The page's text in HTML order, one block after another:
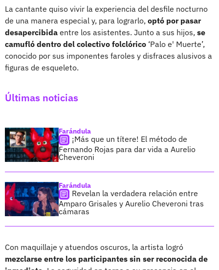
La cantante quiso vivir la experiencia del desfile nocturno
de una manera especial y, para lograrlo, optó por pasar
desapercibida entre los asistentes. Junto a sus hijos, se
camufló dentro del colectivo folclórico ‘Palo e' Muerte’,
conocido por sus imponentes faroles y disfraces alusivos a
figuras de esqueleto.
Últimas noticias
Farándula
¡Más que un títere! El método de
Fernando Rojas para dar vida a Aurelio
Cheveroni
Farándula
Revelan la verdadera relación entre
Amparo Grisales y Aurelio Cheveroni tras
cámaras
Con maquillaje y atuendos oscuros, la artista logró
mezclarse entre los participantes sin ser reconocida de